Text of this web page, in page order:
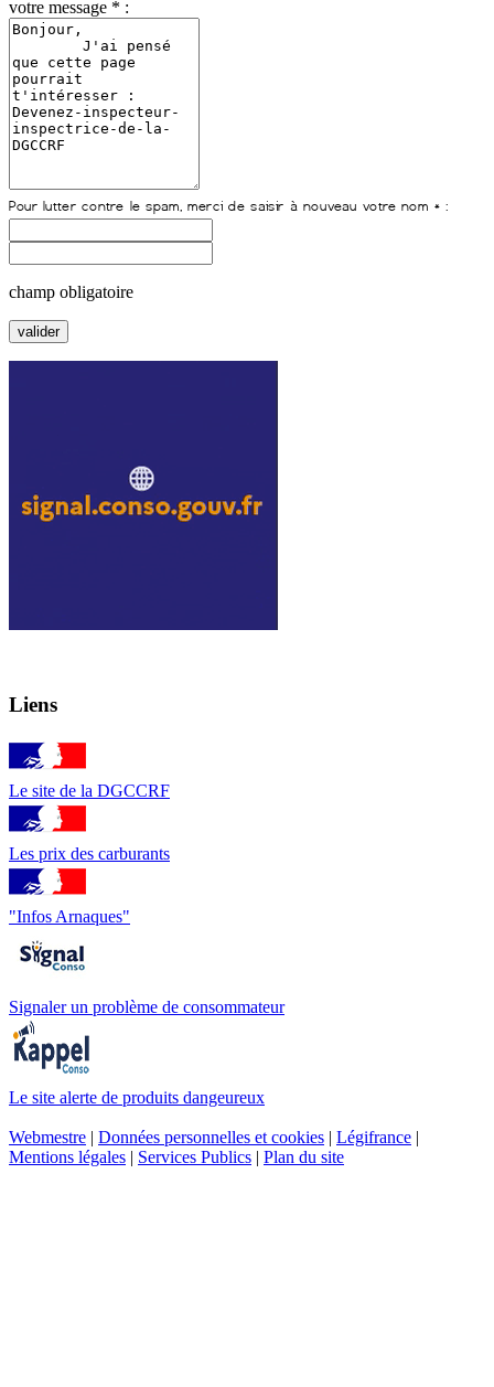
votre message * :
champ obligatoire
Liens
Le site de la DGCCRF
Les prix des carburants
"Infos Arnaques"
Signaler un problème de consommateur
Le site alerte de produits dangeureux
Webmestre | Données personnelles et cookies | Légifrance |
Mentions légales | Services Publics | Plan du site